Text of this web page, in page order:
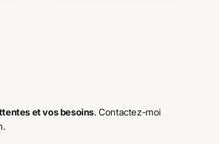
et vos besoins. Contactez-moi